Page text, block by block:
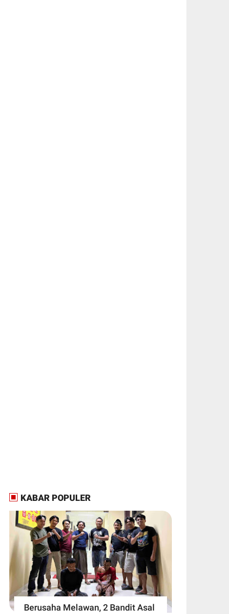
KABAR POPULER
Berusaha Melawan, 2 Bandit Asal